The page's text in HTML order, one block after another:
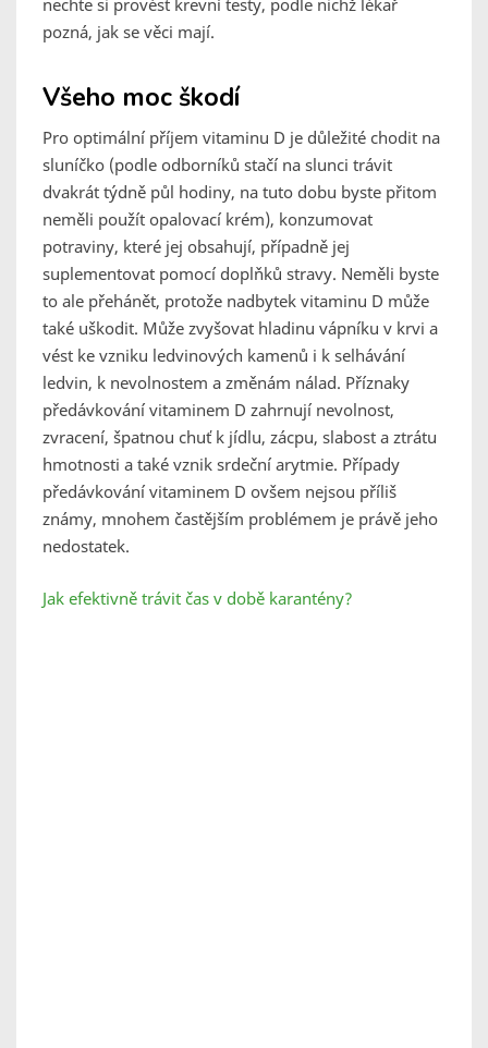
nechte si provést krevní testy, podle nichž lékař
pozná, jak se věci mají.
Všeho moc škodí
Pro optimální příjem vitaminu D je důležité chodit na
sluníčko (podle odborníků stačí na slunci trávit
dvakrát týdně půl hodiny, na tuto dobu byste přitom
neměli použít opalovací krém), konzumovat
potraviny, které jej obsahují, případně jej
suplementovat pomocí doplňků stravy. Neměli byste
to ale přehánět, protože nadbytek vitaminu D může
také uškodit. Může zvyšovat hladinu vápníku v krvi a
vést ke vzniku ledvinových kamenů i k selhávání
ledvin, k nevolnostem a změnám nálad. Příznaky
předávkování vitaminem D zahrnují nevolnost,
zvracení, špatnou chuť k jídlu, zácpu, slabost a ztrátu
hmotnosti a také vznik srdeční arytmie. Případy
předávkování vitaminem D ovšem nejsou příliš
známy, mnohem častějším problémem je právě jeho
nedostatek.
Jak efektivně trávit čas v době karantény?